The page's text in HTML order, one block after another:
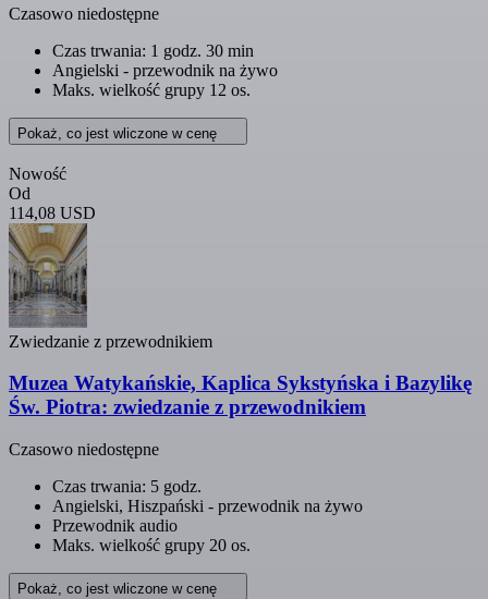
Czasowo niedostępne
Czas trwania: 1 godz. 30 min
Angielski - przewodnik na żywo
Maks. wielkość grupy 12 os.
Pokaż, co jest wliczone w cenę
Nowość
Od
114,08 USD
Zwiedzanie z przewodnikiem
Muzea Watykańskie, Kaplica Sykstyńska i Bazylikę
Św. Piotra: zwiedzanie z przewodnikiem
Czasowo niedostępne
Czas trwania: 5 godz.
Angielski, Hiszpański - przewodnik na żywo
Przewodnik audio
Maks. wielkość grupy 20 os.
Pokaż, co jest wliczone w cenę